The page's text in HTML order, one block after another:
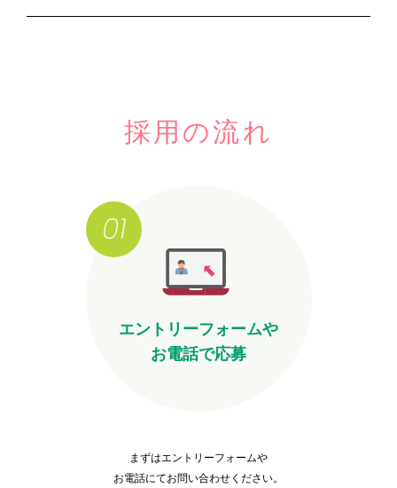
採用の流れ
エントリーフォームや
お電話で応募
まずはエントリーフォームや
お電話にてお問い合わせください。